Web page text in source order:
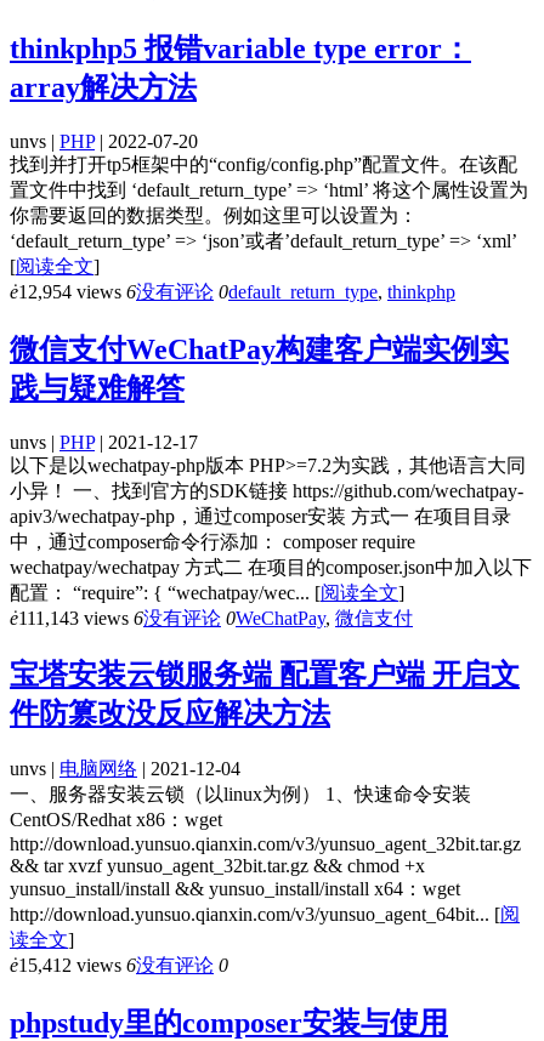
thinkphp5 报错variable type error：
array解决方法
unvs | PHP| 2022-07-20
找到并打开tp5框架中的“config/config.php”配置文件。在该配
置文件中找到 ‘default_return_type’ => ‘html’ 将这个属性设置为
你需要返回的数据类型。例如这里可以设置为：
‘default_return_type’ => ‘json’或者’default_return_type’ => ‘xml’
[阅读全文]
ė12,954 views 6没有评论 0default_return_type, thinkphp
微信支付WeChatPay构建客户端实例实
践与疑难解答
unvs | PHP| 2021-12-17
以下是以wechatpay-php版本 PHP>=7.2为实践，其他语言大同
小异！ 一、找到官方的SDK链接 https://github.com/wechatpay-
apiv3/wechatpay-php，通过composer安装 方式一 在项目目录
中，通过composer命令行添加： composer require
wechatpay/wechatpay 方式二 在项目的composer.json中加入以下
配置： “require”: { “wechatpay/wec... [阅读全文]
ė111,143 views 6没有评论 0WeChatPay, 微信支付
宝塔安装云锁服务端 配置客户端 开启文
件防篡改没反应解决方法
unvs | 电脑网络 | 2021-12-04
一、服务器安装云锁（以linux为例） 1、快速命令安装
CentOS/Redhat x86：wget
http://download.yunsuo.qianxin.com/v3/yunsuo_agent_32bit.tar.gz
&& tar xvzf yunsuo_agent_32bit.tar.gz && chmod +x
yunsuo_install/install && yunsuo_install/install x64：wget
http://download.yunsuo.qianxin.com/v3/yunsuo_agent_64bit... [阅
读全文]
ė15,412 views 6没有评论 0
phpstudy里的composer安装与使用